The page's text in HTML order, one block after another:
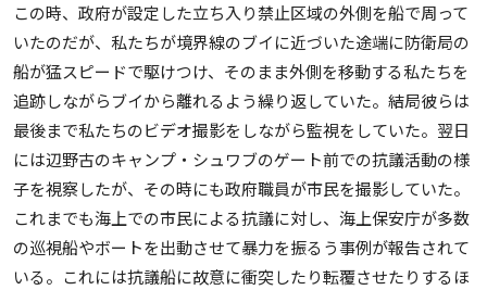
この時、政府が設定した立ち入り禁止区域の外側を船で周って
いたのだが、私たちが境界線のブイに近づいた途端に防衛局の
船が猛スピードで駆けつけ、そのまま外側を移動する私たちを
追跡しながらブイから離れるよう繰り返していた。結局彼らは
最後まで私たちのビデオ撮影をしながら監視をしていた。翌日
には辺野古のキャンプ・シュワブのゲート前での抗議活動の様
子を視察したが、その時にも政府職員が市民を撮影していた。
これまでも海上での市民による抗議に対し、海上保安庁が多数
の巡視船やボートを出動させて暴力を振るう事例が報告されて
いる。これには抗議船に故意に衝突したり転覆させたりするほ